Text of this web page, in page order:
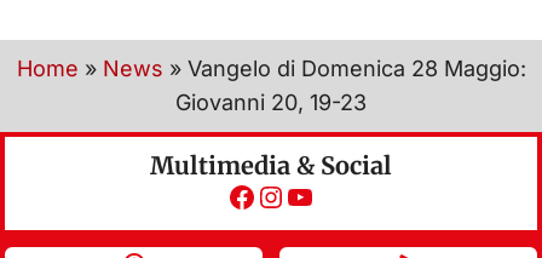
Home » News » Vangelo di Domenica 28 Maggio:
Giovanni 20, 19-23
Multimedia & Social
Facebook
Instagram
YouTube